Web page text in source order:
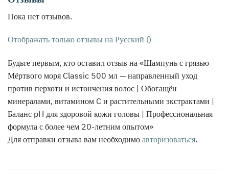
Пока нет отзывов.
Отображать только отзывы на Русский ()
Будьте первым, кто оставил отзыв на «Шампунь с грязью
Мёртвого моря Classic 500 мл — направленный уход
против перхоти и истончения волос | Обогащён
минералами, витамином C и растительными экстрактами |
Баланс pH для здоровой кожи головы | Профессиональная
формула с более чем 20-летним опытом»
Для отправки отзыва вам необходимо авторизоваться.